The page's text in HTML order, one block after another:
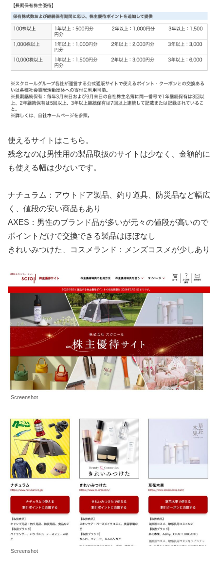
使えるサイトはこちら。
残念なのは男性用の製品取扱のサイトは少なく、金額的に
も使える幅は少ないです。
ナチュラム：アウトドア製品、釣り道具、防災品など幅広
く、値段の安い商品もあり
AXES：男性のブランド品が多いが元々の値段が高いので
ポイントだけで交換できる製品はほぼなし
きれいみつけた、コスメランド：メンズコスメが少しあり
Screenshot
Screenshot